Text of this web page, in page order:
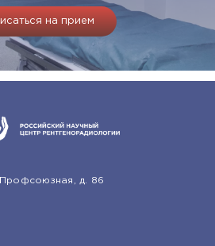
на прием
д. 86